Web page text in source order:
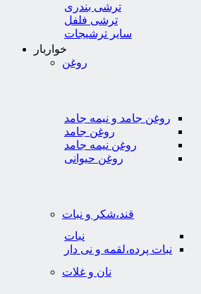
ترشی بندری
ترشی فلفل
سایر ترشیجات
خواربار
روغن
روغن جامد و نیمه جامد
روغن جامد
روغن نیمه جامد
روغن حیوانی
قند،شکر و نبات
نبات
نبات پرده،لقمه و نی دار
نان و غلات